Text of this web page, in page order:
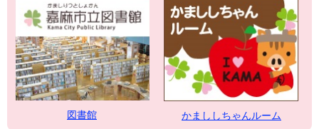
図書館 かまししちゃんルーム